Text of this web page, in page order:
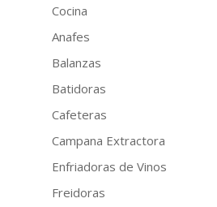
Cocina
Anafes
Balanzas
Batidoras
Cafeteras
Campana Extractora
Enfriadoras de Vinos
Freidoras